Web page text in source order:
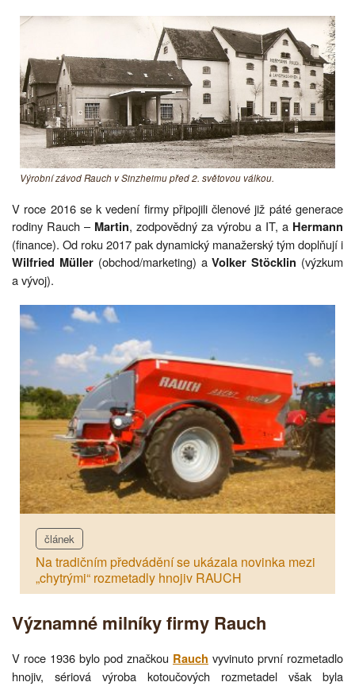
Výrobní závod Rauch v Sinzheimu před 2. světovou válkou.
V roce 2016 se k vedení firmy připojili členové již páté generace
rodiny Rauch – Martin, zodpovědný za výrobu a IT, a Hermann
(finance). Od roku 2017 pak dynamický manažerský tým doplňují i
Wilfried Müller(obchod/marketing) aVolker Stöcklin (výzkum
a vývoj).
článek
Na tradičním předvádění se ukázala novinka mezi
„chytrými“ rozmetadly hnojiv RAUCH
Významné milníky firmy Rauch
V roce 1936 bylo pod značkou Rauch vyvinuto první rozmetadlo
hnojiv, sériová výroba kotoučových rozmetadel však byla